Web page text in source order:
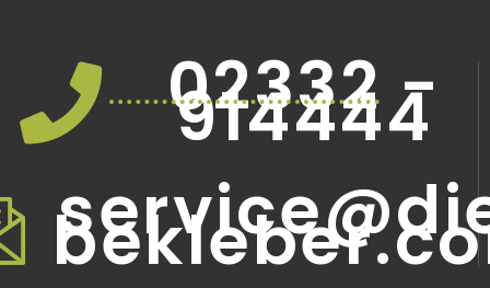
02332 -
914444